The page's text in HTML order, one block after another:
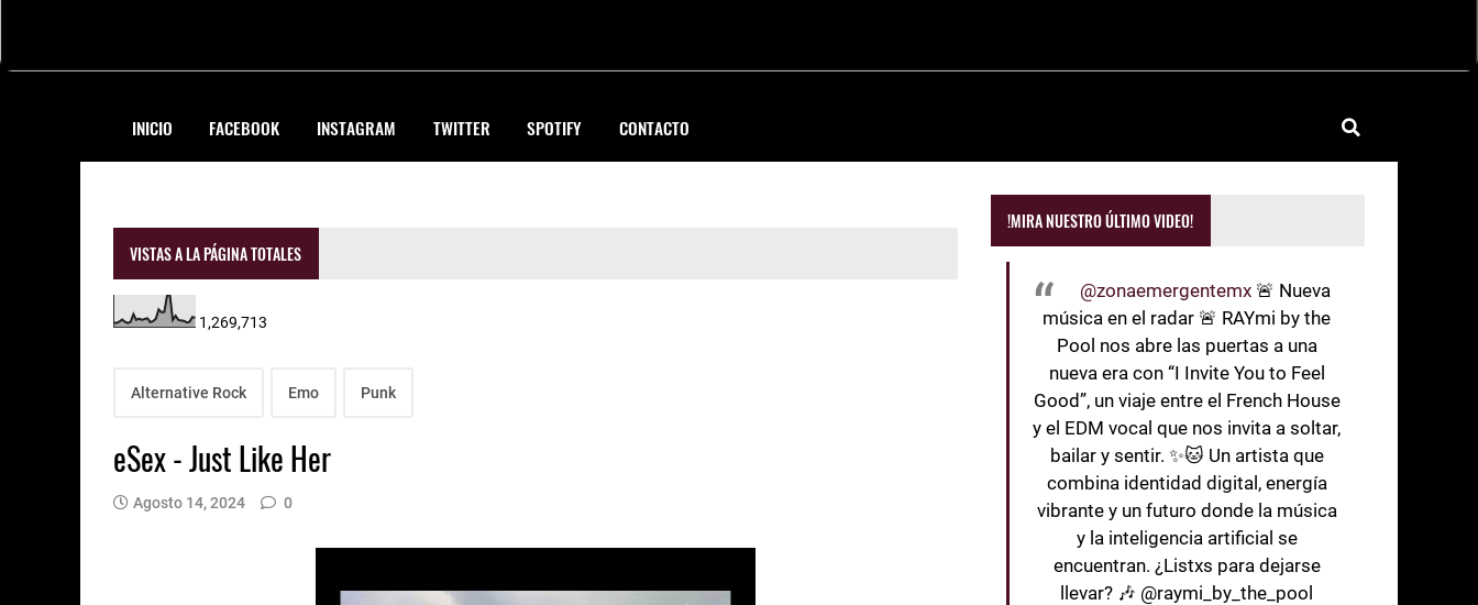
INICIO FACEBOOK INSTAGRAM TWITTER SPOTIFY CONTACTO
VISTAS A LA PÁGINA TOTALES
1,269,713
Alternative Rock Emo Punk
eSex - Just Like Her
Agosto 14, 2024 0
!MIRA NUESTRO ÚLTIMO VIDEO!
@zonaemergentemx 🚨 Nueva
música en el radar 🚨 RAYmi by the
Pool nos abre las puertas a una
nueva era con “I Invite You to Feel
Good”, un viaje entre el French House
y el EDM vocal que nos invita a soltar,
bailar y sentir. ✨🐱 Un artista que
combina identidad digital, energía
vibrante y un futuro donde la música
y la inteligencia artificial se
encuentran. ¿Listxs para dejarse
llevar? 🎶 @raymi_by_the_pool